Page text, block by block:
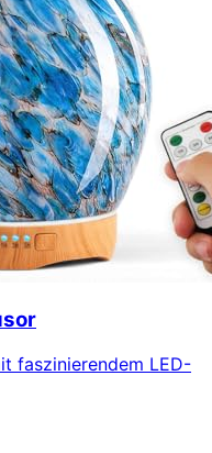
faszinierendem LED-